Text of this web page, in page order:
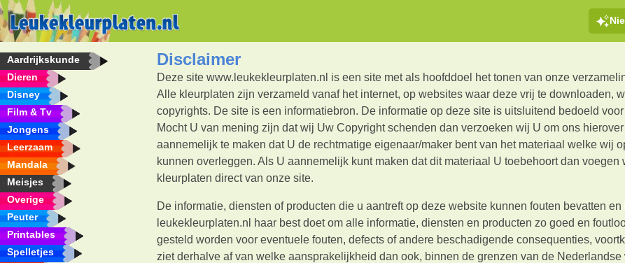
Aardrijkskunde
Dieren
Disney
Film & Tv
Jongens
Leerzaam
Mandala
Meisjes
Overige
Peuter
Printables
Spelletjes
Disclaimer
Deze site www.leukekleurplaten.nl is een site met als hoofddoel het tonen van onze
Alle kleurplaten zijn verzameld vanaf het internet, op websites waar deze vrij te downloaden,
copyrights. De site is een informatiebron. De informatie op deze site is uitsluitend bedoeld
Mocht U van mening zijn dat wij Uw Copyright schenden dan verzoeken wij U om ons
aannemelijk te maken dat U de rechtmatige eigenaar/maker bent van het materiaal welke wij
kunnen overleggen. Als U aannemelijk kunt maken dat dit materiaal U toebehoort dan
kleurplaten direct van onze site.
De informatie, diensten of producten die u aantreft op deze website kunnen fouten bevatten
leukekleurplaten.nl haar best doet om alle informatie, diensten en producten zo goed en
gesteld worden voor eventuele fouten, defects of andere beschadigende consequenties,
ziet derhalve af van welke aansprakelijkheid dan ook, binnen de grenzen van de Nederlandse